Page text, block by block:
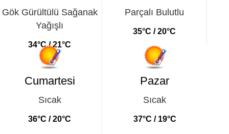
Gök Gürültülü Sağanak
Yağışlı
34°C / 21°C
Parçalı Bulutlu
35°C / 20°C
Cumartesi
Sıcak
36°C / 20°C
Pazar
Sıcak
37°C / 19°C